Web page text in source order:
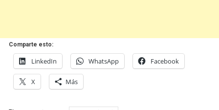
Comparte esto:
LinkedIn WhatsApp Facebook
X Más